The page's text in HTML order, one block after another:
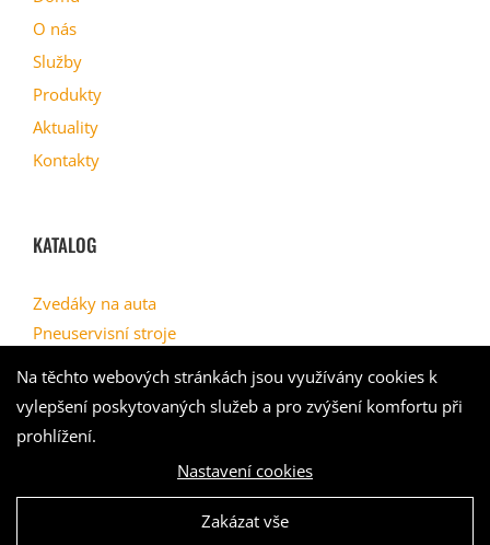
O nás
Služby
Produkty
Aktuality
Kontakty
KATALOG
Zvedáky na auta
Pneuservisní stroje
Kompresory
Na těchto webových stránkách jsou využívány cookies k
vylepšení poskytovaných služeb a pro zvýšení komfortu při
prohlížení.
Nastavení cookies
Zakázat vše